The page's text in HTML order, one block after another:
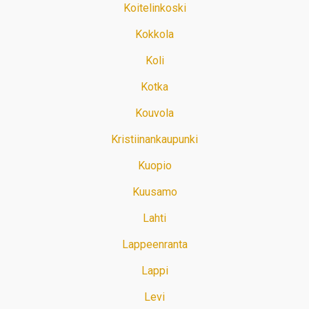
Koitelinkoski
Kokkola
Koli
Kotka
Kouvola
Kristiinankaupunki
Kuopio
Kuusamo
Lahti
Lappeenranta
Lappi
Levi